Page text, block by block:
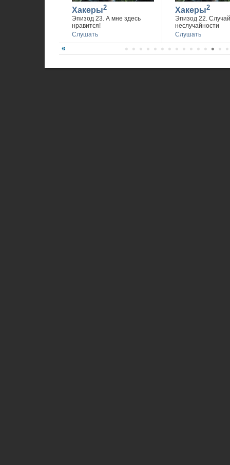
Хакеры2
Эпизод 23. А мне здесь
нравится!
Слушать
Хакеры2
Эпизод 22.
неслучайности
Слушать